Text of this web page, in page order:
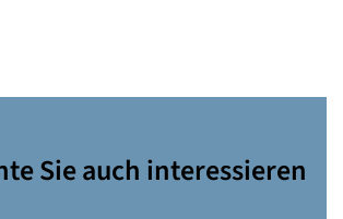
Sie auch interessieren